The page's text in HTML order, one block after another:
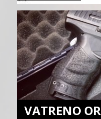
VATRENO